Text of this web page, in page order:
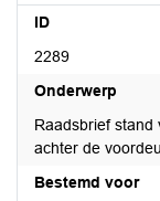
ID
2289
Onderwerp
Raadsbrief stand
achter de
Bestemd voor